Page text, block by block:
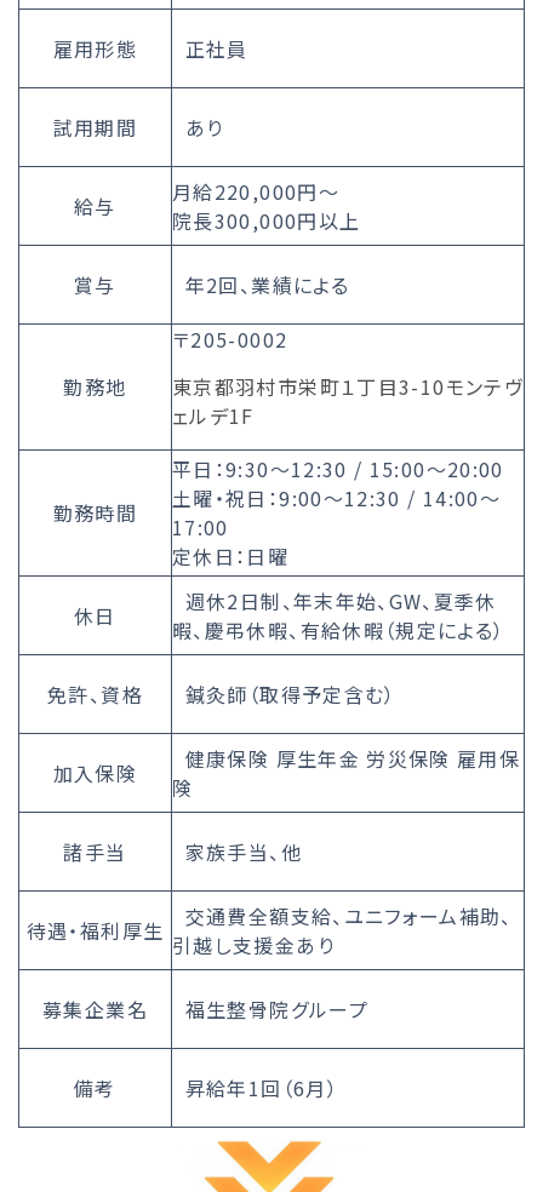
雇用形態 正社員
試用期間 あり
給与
月給220,000円～
院長300,000円以上
賞与 年2回、業績による
勤務地
〒205-0002
東京都羽村市栄町１丁目3-10モンテヴ
ェルデ1F
勤務時間
平日：9:30～12:30 / 15:00～20:00
土曜・祝日：9:00～12:30 / 14:00～
17:00
定休日：日曜
休日
週休2日制、年末年始、GW、夏季休
暇、慶弔休暇、有給休暇（規定による）
免許、資格 鍼灸師（取得予定含む）
加入保険
健康保険 厚生年金 労災保険 雇用保
険
諸手当 家族手当、他
待遇・福利厚生
交通費全額支給、ユニフォーム補助、
引越し支援金あり
募集企業名 福生整骨院グループ
備考 昇給年1回（6月）